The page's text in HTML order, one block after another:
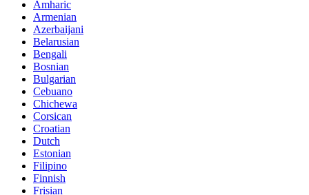
Amharic
Armenian
Azerbaijani
Belarusian
Bengali
Bosnian
Bulgarian
Cebuano
Chichewa
Corsican
Croatian
Dutch
Estonian
Filipino
Finnish
Frisian